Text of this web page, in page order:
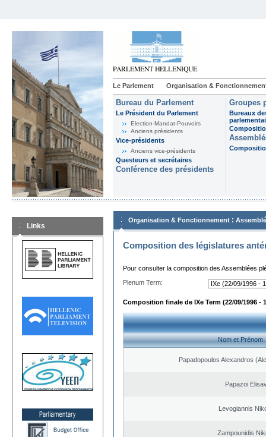
Le Parlement Organisation &
Bureau du Parlement
Le Président du Parlement
Election-Mandat-Pouvoirs
Anciens présidents
Vice-présidents
Anciens vice-présidents
Questeurs et secrétaires
Conférence des présidents
Groupes
Bureaux
Links
Organisation & Fonctionnement :
Composition des législatures
Pour consulter la composition des Assemblées
Plenum Term:
Composition finale de IXe Term (22/09/1996 -
Nom et Prénom
Papadopoulos Alexandros
Papazoi
Levogiannis
Zampounidis